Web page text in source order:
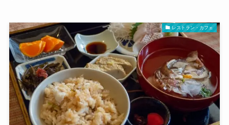
レストラン・カフェ